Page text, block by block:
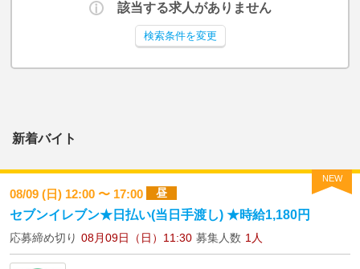
該当する求人がありません
検索条件を変更
新着バイト
NEW
08/09 (日) 12:00 〜 17:00 昼
セブンイレブン★日払い(当日手渡し) ★時給1,180円
応募締め切り 08月09日（日）11:30 募集人数 1人